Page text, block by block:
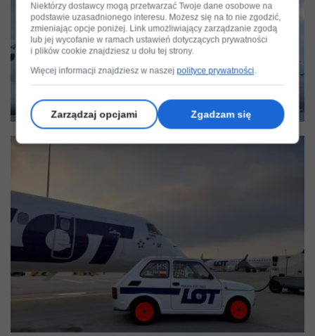
Niektórzy dostawcy mogą przetwarzać Twoje dane osobowe na
podstawie uzasadnionego interesu. Możesz się na to nie zgodzić,
zmieniając opcje poniżej. Link umożliwiający zarządzanie zgodą
lub jej wycofanie w ramach ustawień dotyczących prywatności
i plików cookie znajdziesz u dołu tej strony.
Więcej informacji znajdziesz w naszejpolityce prywatności.
Zarządzaj opcjami Zgadzam się